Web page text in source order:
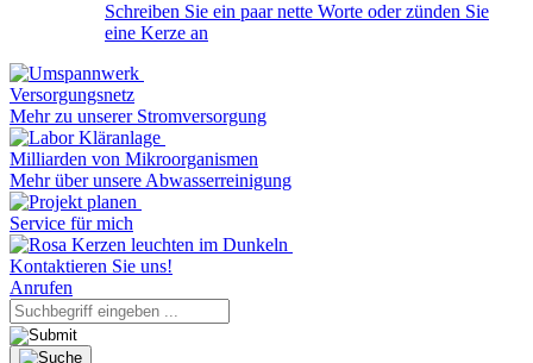
Schreiben Sie ein paar nette Worte oder zünden Sie
eine Kerze an
Versorgungsnetz
Mehr zu unserer Stromversorgung
Milliarden von Mikroorganismen
Mehr über unsere Abwasserreinigung
Service für mich
Kontaktieren Sie uns!
Anrufen